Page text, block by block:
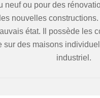
neuf ou pour des
nouvelles
état. Il possède les
sur des maisons
industriel.